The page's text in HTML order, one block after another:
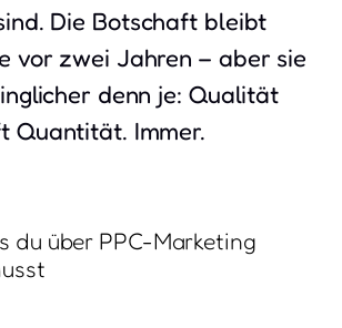
Die Botschaft bleibt
vor zwei Jahren – aber sie
denn je: Qualität
Quantität. Immer.
du über PPC-Marketing